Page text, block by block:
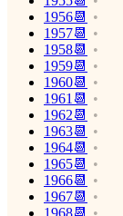
1956📆
1957📆
1958📆
1959📆
1960📆
1961📆
1962📆
1963📆
1964📆
1965📆
1966📆
1967📆
1968📆